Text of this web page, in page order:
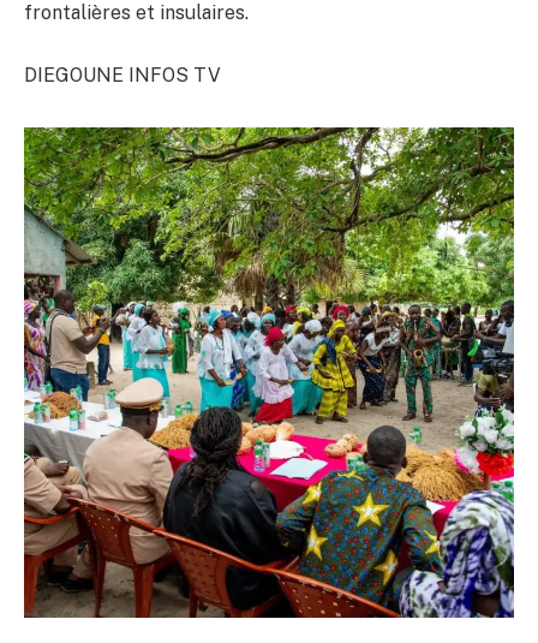
frontalières et insulaires.
DIEGOUNE INFOS TV